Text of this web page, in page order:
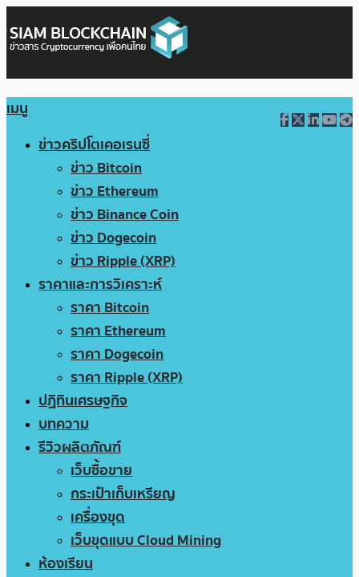
เมนู
ข่าวคริปโตเคอเรนซี่
ข่าว Bitcoin
ข่าว Ethereum
ข่าว Binance Coin
ข่าว Dogecoin
ข่าว Ripple (XRP)
ราคาและการวิเคราะห์
ราคา Bitcoin
ราคา Ethereum
ราคา Dogecoin
ราคา Ripple (XRP)
ปฏิทินเศรษฐกิจ
บทความ
รีวิวผลิตภัณฑ์
เว็บซื้อขาย
กระเป๋าเก็บเหรียญ
เครื่องขุด
เว็บขุดแบบ Cloud Mining
ห้องเรียน